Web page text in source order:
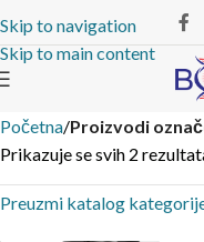
Skip to navigation
Skip to main content
Početna/Proizvodi
Prikazuje se svih 2
Preuzmi katalog